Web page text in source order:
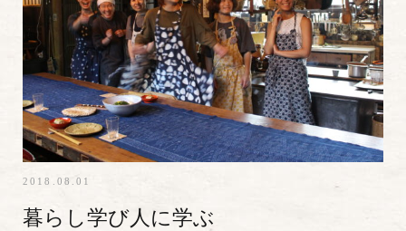
2018.08.01
暮らし学び人に学ぶ